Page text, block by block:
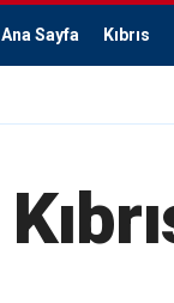
Ana Sayfa Kıbrıs